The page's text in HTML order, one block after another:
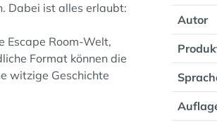
Dabei ist alles erlaubt:
Escape Room-Welt,
Format können die
witzige Geschichte
Autor